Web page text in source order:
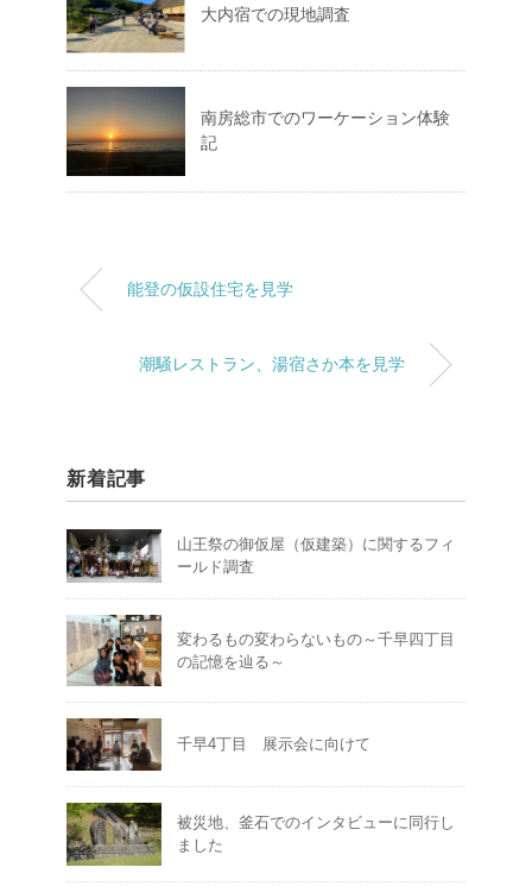
大内宿での現地調査
南房総市でのワーケーション体験
記
能登の仮設住宅を見学
潮騒レストラン、湯宿さか本を見学
新着記事
山王祭の御仮屋（仮建築）に関するフィ
ールド調査
変わるもの変わらないもの～千早四丁目
の記憶を辿る～
千早4丁目 展示会に向けて
被災地、釜石でのインタビューに同行し
ました